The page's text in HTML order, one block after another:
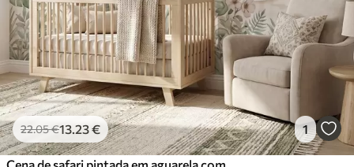
22.05€13.23€ 1